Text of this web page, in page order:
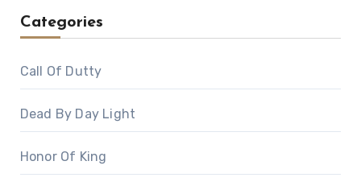
Categories
Call Of Dutty
Dead By Day Light
Honor Of King